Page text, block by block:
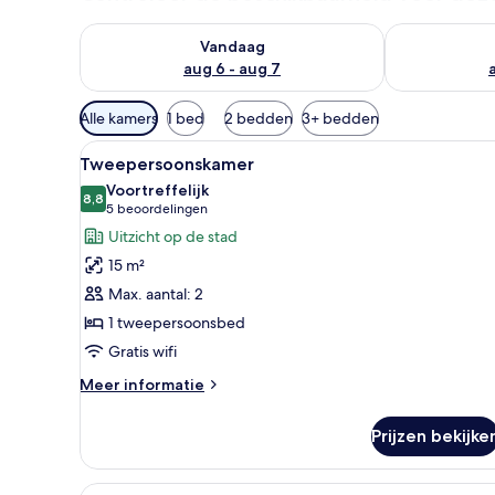
Vandaag
aug 6 - aug 7
De beschikbaarheid controleren voor vanavond aug
De
Beschikbare
filters
voor
kamers
Alle kamers 1 bed 2 bedden 3+ bedden
Alle
foto's
voor
Tweepersoonskamer
laden
Een slaapkamer met een
19
Tweepersoonskamer
8,88,8 van 10
Voortreffelijk
5 beoordelingen
(5
beoordelingen)
Uitzicht op de stad
15 m²
Max. aantal: 2
1 tweepersoonsbed
Gratis wifi
Meer informatie
Meer
Prijzen
Een moderne slaapkamer